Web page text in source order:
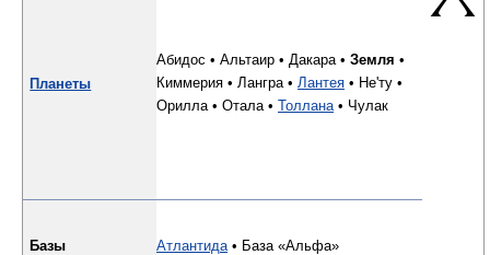
Планеты
Абидос • Альтаир • Дакара • Земля •
Киммерия • Лангра • Лантея • Не'ту •
Орилла • Отала • Толлана • Чулак
Базы Атлантида • База «Альфа»